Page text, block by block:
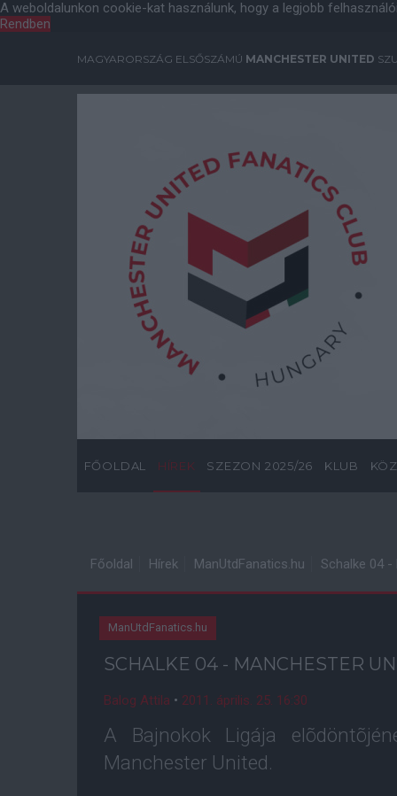
A weboldalunkon cookie-kat használunk, hogy a legjobb
Rendben
MAGYARORSZÁG ELSŐSZÁMÚ MANCHESTER UNITED
FŐOLDAL HÍREK SZEZON 2025/26 KLUB
Főoldal Hírek ManUtdFanatics.hu Schalke 04 -
ManUtdFanatics.hu
SCHALKE 04 - MANCHESTER
Balog Attila • 2011. április. 25. 16:30
A Bajnokok Ligája
Manchester United.